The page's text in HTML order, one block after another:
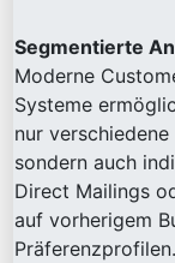
Segmentierte
Moderne
Systeme
nur
sondern auch
Direct Mailings
auf vorherigem
Präferenzprofilen.